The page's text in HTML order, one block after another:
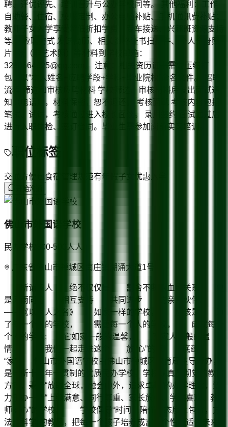
聘、评优评先、培训晋升与公办学校同等。 其他福利：工作
自助餐、住宿、校服定制、办公电脑补贴、手机通讯费补贴；
教师子女入学享受超低折扣学费、专车接送、兴趣班资源支持
等。 应聘方式 发送简历、相关资格证书扫描件、个人全身照
片1张（非艺术照）等材料到学校邮箱：
3288664925@qq.com。 注意：相关资历证书需要压缩打
包，以“本人姓名+应聘学段+学科+毕业院校”命名文件。 招聘
流程 筛选和审核应聘材料 学校筛选、审核材料后发出面试通
知（电话），材料保密，恕不退还。 考核面试 考核内容包括
笔试、试讲，考核通过进入校长面谈。 录用签约 面试通过后
进行入职体检、签订合同。毕业生需参加岗前实习培训。
职位标签
交通方便 包食宿 管理规范有年假 子女优惠入学
开始沟通
佛山市外国语学校
民办学校 300-500人 人
广东省佛山市禅城区南庄镇湖涌大道1号
所谓家人 绝不仅仅是 割舍不断的血缘关系 更
是风雨同舟 相互支持 共同进步 的亲密伙伴。
——《以家人之名》 如家一样的学校， 应该是 为
了每一个人的学校， 需要每一个人的学校， 成就每一
个人的学校; 它如家一般的温馨， 有家人一般的温
情。 让我们一起走进这个 放“心”的家! 底蕴
“家” 佛山市外国语学校由佛山市禅城区教育局主导开办，
是一所十二年一贯制的优质民办学校。学校认真贯彻党的教育
方针，秉持“放眼全球，融会中外，追求卓越”的办学理念，致
力于办一所“上级满意、同行尊重、家长放心、学生喜欢、教
师安心”的学校。 学校倡导“时间上陪伴，态度上包容，方
法上科学”的教风，把每一个孩子培养成富有个性、适合未来